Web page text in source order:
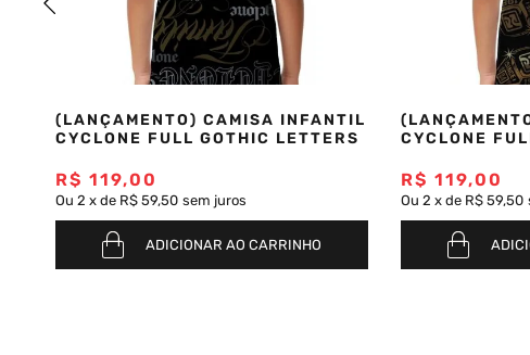
(LANÇAMENTO) CAMISA INFANTIL
CYCLONE FULL GOTHIC LETTERS
R$ 119,00
Ou 2 x de R$ 59,50 sem juros
ADICIONAR AO CARRINHO
CYCLONE
R$ 119,00
Ou 2 x de R$ 59,50